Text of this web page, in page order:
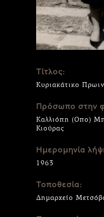
Τίτλος:
Κυριακάτικο
Πρόσωπο στην
Καλλιόπη (Οπο)
Κιούρας
Ημερομηνία
1963
Τοποθεσία:
Δημαρχείο